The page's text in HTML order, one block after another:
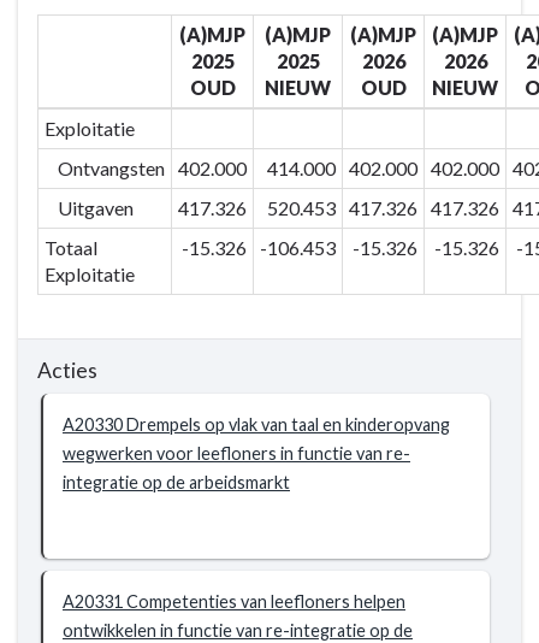
naar
zorg
nodig
Actieplannen
AP2033
Leefloners
bieden
arbeidsactief
(A)MJP
2025
OUD
(A)MJP
2025
NIEUW
(A)MJP
2026
OUD
(A)MJP
2026
NIEUW
Exploitatie
Ontvangsten 402.000 414.000 402.000 402.000
Uitgaven
417.326 520.453 417.326 417.326
Totaal
Exploitatie
-15.326 -106.453 -15.326 -15.326 -
Acties
A20330 Drempels op vlak van taal en kinderopvang
wegwerken voor leefloners in functie van re-
integratie op de arbeidsmarkt
A20331 Competenties van leefloners helpen
ontwikkelen in functie van re-integratie op de